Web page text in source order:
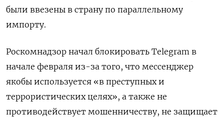
были ввезены в страну по параллельному
импорту.
Роскомнадзор начал блокировать Telegram в
начале февраля из-за того, что мессенджер
якобы используется «в преступных и
террористических целях», а также не
противодействует мошенничеству, не защищает